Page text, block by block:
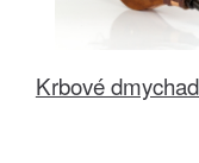
Krbové